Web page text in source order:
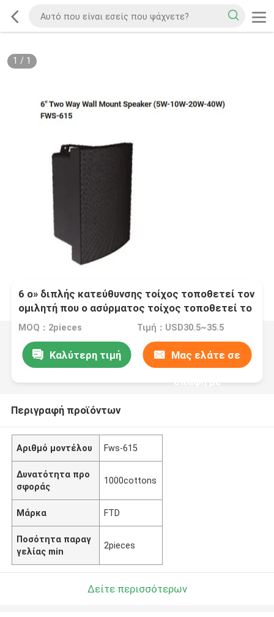
1 / 1
6 ο» διπλής κατεύθυνσης τοίχος τοποθετεί τον
ομιλητή που ο ασύρματος τοίχος τοποθετεί το
μίνι ράφι ομιλητών
MOQ：2pieces Τιμή：USD30.5~35.5
Καλύτερη τιμή Μας ελάτε σε
επαφή με
Περιγραφή προϊόντων
Αριθμό μοντέλου Fws-615
Δυνατότητα προ
σφοράς
1000cottons
Μάρκα FTD
Ποσότητα παραγ
γελίας min
2pieces
Δείτε περισσότερων